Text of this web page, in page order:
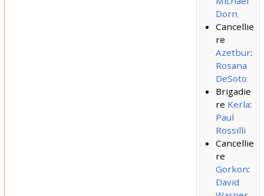
Dorn
Cancellie
re
Azetbur:
Rosana
DeSoto
Brigadie
re Kerla:
Paul
Rossilli
Cancellie
re
Gorkon:
David